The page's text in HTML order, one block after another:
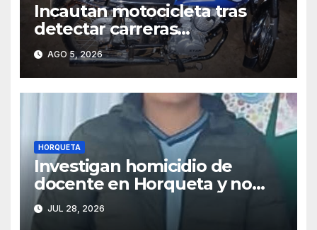
Incautan motocicleta tras
detectar carreras
clandestinas y maniobras
peligrosas en Horqueta
AGO 5, 2026
HORQUETA
Investigan homicidio de
docente en Horqueta y no
descartan vínculo con
préstamos de dinero
JUL 28, 2026